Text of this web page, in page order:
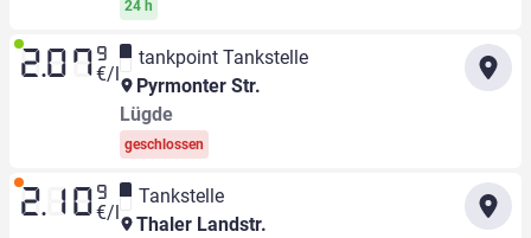
24 h
2.07 9
€/l
tankpoint Tankstelle
Pyrmonter Str.
Lügde
geschlossen
2.10 9
€/l
Tankstelle
Thaler Landstr.